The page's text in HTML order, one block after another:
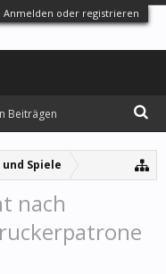
Anmelden oder registrieren
und Spiele
nach
Beiträgen